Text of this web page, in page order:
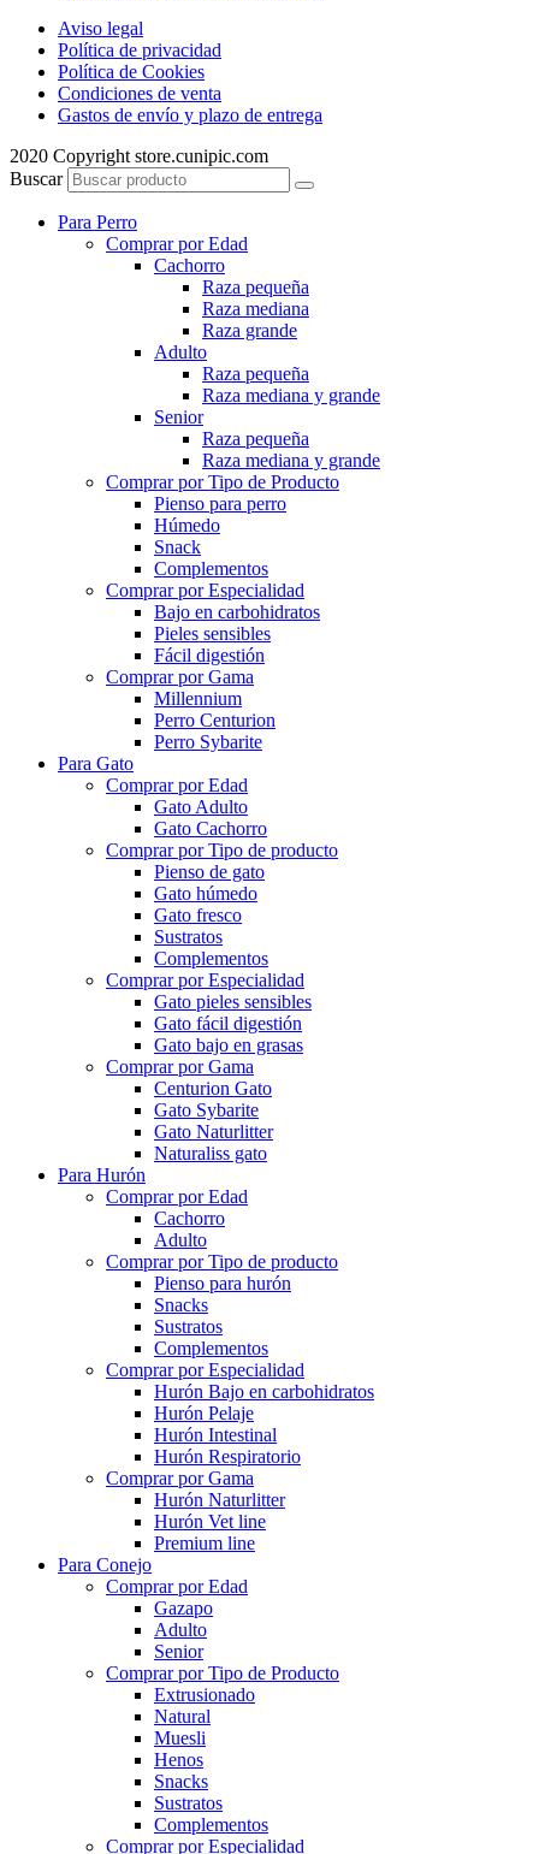
Aviso legal
Política de privacidad
Política de Cookies
Condiciones de venta
Gastos de envío y plazo de entrega
2020 Copyright store.cunipic.com
Buscar
Para Perro
Comprar por Edad
Cachorro
Raza pequeña
Raza mediana
Raza grande
Adulto
Raza pequeña
Raza mediana y grande
Senior
Raza pequeña
Raza mediana y grande
Comprar por Tipo de Producto
Pienso para perro
Húmedo
Snack
Complementos
Comprar por Especialidad
Bajo en carbohidratos
Pieles sensibles
Fácil digestión
Comprar por Gama
Millennium
Perro Centurion
Perro Sybarite
Para Gato
Comprar por Edad
Gato Adulto
Gato Cachorro
Comprar por Tipo de producto
Pienso de gato
Gato húmedo
Gato fresco
Sustratos
Complementos
Comprar por Especialidad
Gato pieles sensibles
Gato fácil digestión
Gato bajo en grasas
Comprar por Gama
Centurion Gato
Gato Sybarite
Gato Naturlitter
Naturaliss gato
Para Hurón
Comprar por Edad
Cachorro
Adulto
Comprar por Tipo de producto
Pienso para hurón
Snacks
Sustratos
Complementos
Comprar por Especialidad
Hurón Bajo en carbohidratos
Hurón Pelaje
Hurón Intestinal
Hurón Respiratorio
Comprar por Gama
Hurón Naturlitter
Hurón Vet line
Premium line
Para Conejo
Comprar por Edad
Gazapo
Adulto
Senior
Comprar por Tipo de Producto
Extrusionado
Natural
Muesli
Henos
Snacks
Sustratos
Complementos
Comprar por Especialidad